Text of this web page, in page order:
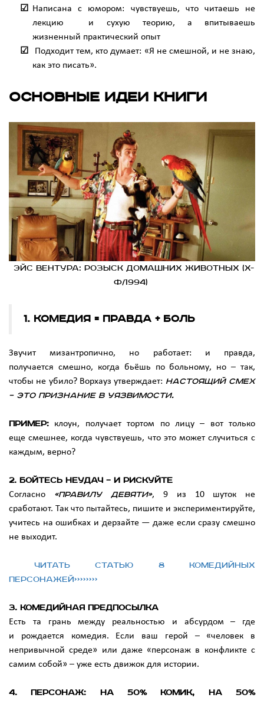
Написана с юмором: чувствуешь, что читаешь не
лекцию и сухую теорию, а впитываешь
жизненный практический опыт
Подходит тем, кто думает: «Я не смешной, и не знаю,
как это писать».
Основные идеи книги
Эйс Вентура: Розыск домашних животных (х-
ф/1994)
1. Комедия = правда + боль
Звучит мизантропично, но работает: и правда,
получается смешно, когда бьёшь по больному, но – так,
чтобы не убило? Ворхауз утверждает: настоящий смех
– это признание в уязвимости.
Пример: клоун, получает тортом по лицу – вот только
еще смешнее, когда чувствуешь, что это может случиться с
каждым, верно?
2. Бойтесь неудач – и рискуйте
Согласно «правилу девяти», 9 из 10 шуток не
сработают. Так что пытайтесь, пишите и экспериментируйте,
учитесь на ошибках и дерзайте — даже если сразу смешно
не выходит.
Читать статью 8 комедийных
персонажей>>>>>>>>
3. Комедийная предпосылка
Есть та грань между реальностью и абсурдом – где
и рождается комедия. Если ваш герой – «человек в
непривычной среде» или даже «персонаж в конфликте с
самим собой» – уже есть движок для истории.
4. Персонаж: на 50% комик, на 50%